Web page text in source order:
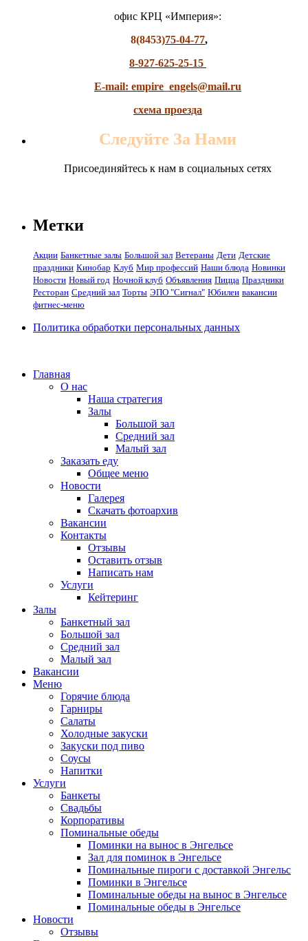
офис КРЦ «Империя»:
8(8453)75-04-77,
8-927-625-25-15
E-mail: empire_engels@mail.ru
схема проезда
Следуйте За Нами
Присоединяйтесь к нам в социальных сетях
Метки
Акции Банкетные залы Большой зал Ветераны Дети Детские
праздники Кинобар Клуб Мир профессий Наши блюда Новинки
Новости Новый год Ночной клуб Объявления Пицца Праздники
Ресторан Средний зал Торты ЭПО "Сигнал" Юбилеи вакансии
фитнес-меню
Политика обработки персональных данных
Главная
О нас
Наша стратегия
Залы
Большой зал
Средний зал
Малый зал
Заказать еду
Общее меню
Новости
Галерея
Скачать фотоархив
Вакансии
Контакты
Отзывы
Оставить отзыв
Написать нам
Услуги
Кейтеринг
Залы
Банкетный зал
Большой зал
Средний зал
Малый зал
Вакансии
Меню
Горячие блюда
Гарниры
Салаты
Холодные закуски
Закуски под пиво
Соусы
Напитки
Услуги
Банкеты
Свадьбы
Корпоративы
Поминальные обеды
Поминки на вынос в Энгельсе
Зал для поминок в Энгельсе
Поминальные пироги с доставкой Энгельс
Поминки в Энгельсе
Поминальные обеды на вынос в Энгельсе
Поминальные обеды в Энгельсе
Новости
Отзывы